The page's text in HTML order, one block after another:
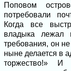
Поповом
потребовали
Когда все
владыка лежал
требования, он
ныне делается в
торжество!» И